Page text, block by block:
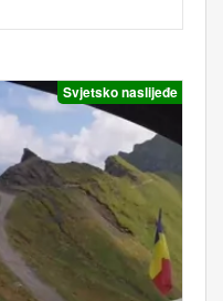
Svjetsko naslijeđe